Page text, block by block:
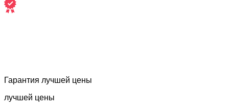
Гарантия лучшей цены
лучшей цены